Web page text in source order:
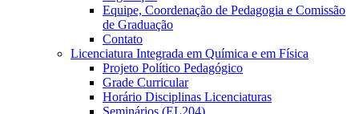
Equipe, Coordenação de Pedagogia e Comissão
de Graduação
Contato
Licenciatura Integrada em Química e em Física
Projeto Político Pedagógico
Grade Curricular
Horário Disciplinas Licenciaturas
Seminários (EL204)